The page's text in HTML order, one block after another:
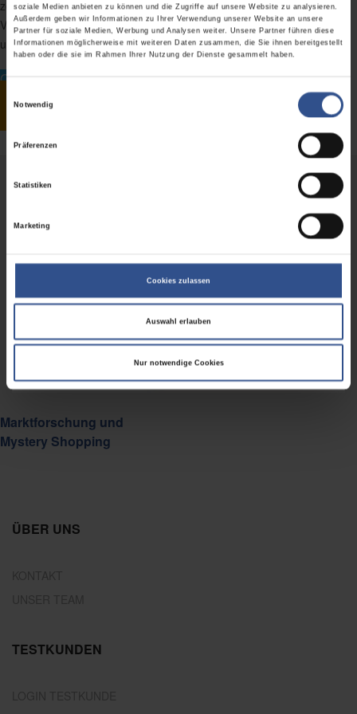
soziale Medien anbieten zu können und die Zugriffe auf unsere Website zu analysieren.
Außerdem geben wir Informationen zu Ihrer Verwendung unserer Website an unsere
Partner für soziale Medien, Werbung und Analysen weiter. Unsere Partner führen diese
Informationen möglicherweise mit weiteren Daten zusammen, die Sie ihnen bereitgestellt
haben oder die sie im Rahmen Ihrer Nutzung der Dienste gesammelt haben.
Notwendig
Präferenzen
Statistiken
Marketing
Cookies zulassen
Auswahl erlauben
Nur notwendige Cookies
zeigen Ihnen was der Kundenbedarf ist und wie Sie Ihre
Verkaufsprozesse dahingehend entscheidend verändern, erweitern
und verbessern können.
OMNICHANNEL SALES EXCELLENCE
Kontakt aufnehmen
Marktforschung und
Mystery Shopping
ÜBER UNS
TESTKUNDEN